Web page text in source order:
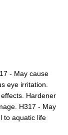
- May cause
eye irritation.
Hardener
H317 - May
to aquatic life